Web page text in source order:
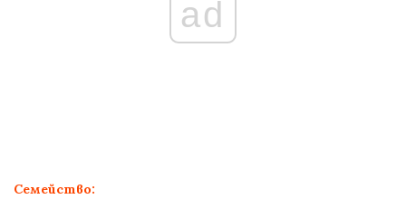
ad
Семейство: